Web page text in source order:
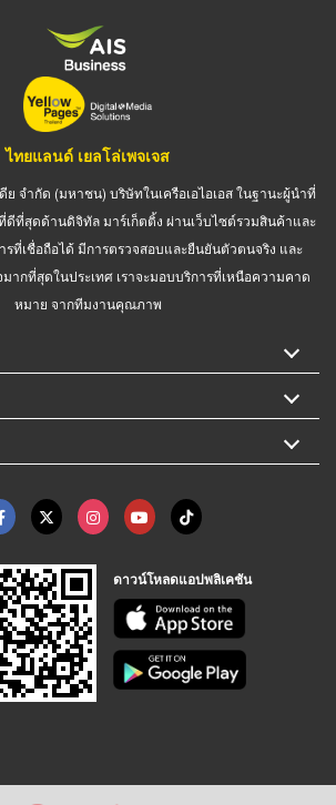
ไทยแลนด์ เยลโล่เพจเจส
ย จำกัด (มหาชน) บริษัทในเครือเอไอเอส ในฐานะผู้นำที่
ที่สุดด้านดิจิทัล มาร์เก็ตติ้ง ผ่านเว็บไซต์รวมสินค้าและ
รที่เชื่อถือได้ มีการตรวจสอบและยืนยันตัวตนจริง และ
ากที่สุดในประเทศ เราจะมอบบริการที่เหนือความคาด
หมาย จากทีมงานคุณภาพ
ดาวน์โหลดแอปพลิเคชัน